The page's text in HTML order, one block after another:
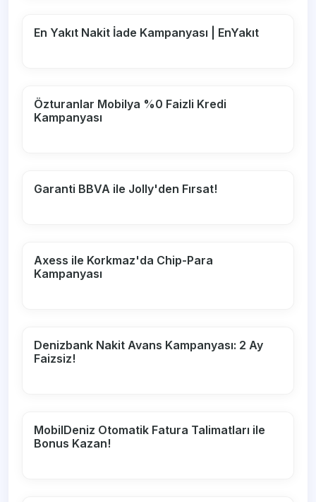
En Yakıt Nakit İade Kampanyası | EnYakıt
Özturanlar Mobilya %0 Faizli Kredi
Kampanyası
Garanti BBVA ile Jolly'den Fırsat!
Axess ile Korkmaz'da Chip-Para
Kampanyası
Denizbank Nakit Avans Kampanyası: 2 Ay
Faizsiz!
MobilDeniz Otomatik Fatura Talimatları ile
Bonus Kazan!